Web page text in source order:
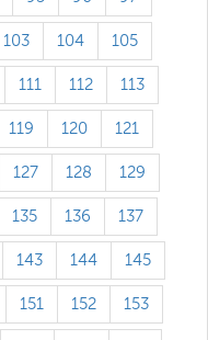
103 104 105
111 112 113
119 120 121
127 128 129
135 136 137
143 144 145
151 152 153